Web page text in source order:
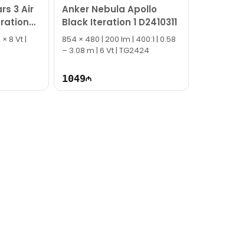
3 Air
× 8 Vt |
Anker Nebula Apollo
Black Iteration 1 D2410311
854 × 480 | 200 lm | 400:1 | 0.58
– 3.08 m | 6 Vt | TG2424
1049